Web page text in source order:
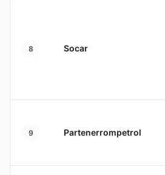
8 Socar
9 Partenerrompetrol